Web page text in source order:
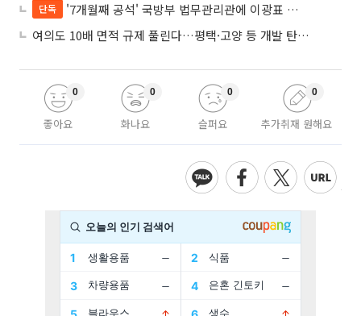
단독
'7개월째 공석' 국방부 법무관리관에 이광표 변호사 내정
여의도 10배 면적 규제 풀린다…평택·고양 등 개발 탄력 기대
좋아요
0
화나요
0
슬퍼요
0
추가취재 원해요
0